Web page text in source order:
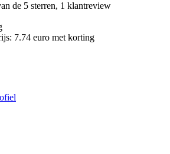
de 5 sterren, 1 klantreview
7.74 euro met korting